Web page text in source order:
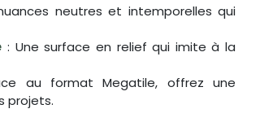
neutres et intemporelles qui
: Une surface en relief qui imite à la
au format Megatile, offrez une
projets.